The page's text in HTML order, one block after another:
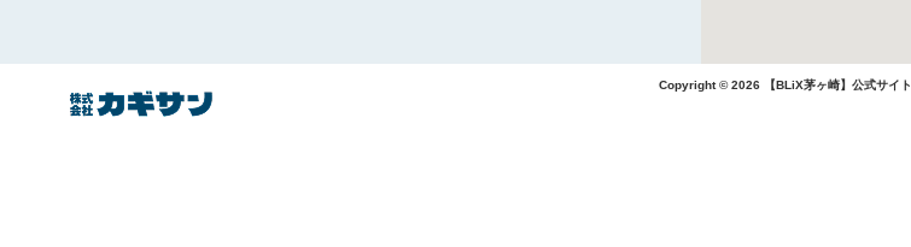
Copyright © 2026 【BLiX茅ヶ崎】公式サイト